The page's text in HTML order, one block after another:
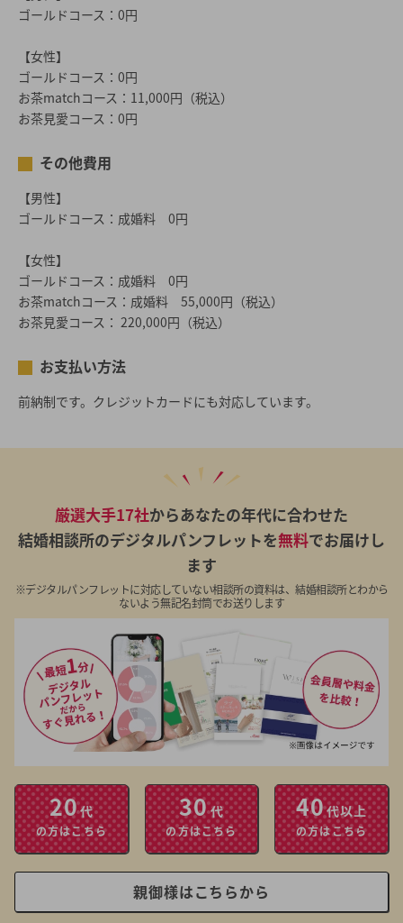
ゴールドコース：0円
【女性】
ゴールドコース：0円
お茶matchコース：11,000円（税込）
お茶見愛コース：0円
その他費用
【男性】
ゴールドコース：成婚料 0円
【女性】
ゴールドコース：成婚料 0円
お茶matchコース：成婚料 55,000円（税込）
お茶見愛コース： 220,000円（税込）
お支払い方法
前納制です。クレジットカードにも対応しています。
厳選大手17社からあなたの年代に合わせた
結婚相談所のデジタルパンフレットを無料でお届けし
ます
※デジタルパンフレットに対応していない相談所の資料は、結婚相談所とわから
ないよう無記名封筒でお送りします
20代
の方はこちら
30代
の方はこちら
40代以上
の方はこちら
親御様はこちらから